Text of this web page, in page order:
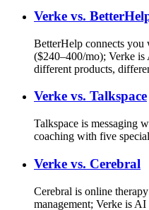
Verke vs.
BetterHelp connects you
($240–400/mo); Verke
different products,
Verke vs. Talkspace
Talkspace is messaging
coaching with five
Verke vs. Cerebral
Cerebral is online
management; Verke is